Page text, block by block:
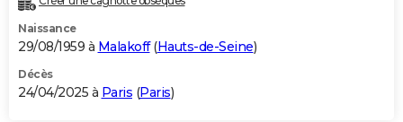
Destinations
City break
Voyage nature
Voyage de noces
Forum
Climat
+PHOTO
GUIDES D'ACHAT
BONS PLANS
Naissance
29/08/1959 à Malakoff(Hauts-de-Seine)
Décès
24/04/2025 à Paris (Paris)